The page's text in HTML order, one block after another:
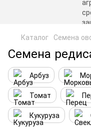
Каталог Семена
Семена
Арбуз
Томат
Кукуруза